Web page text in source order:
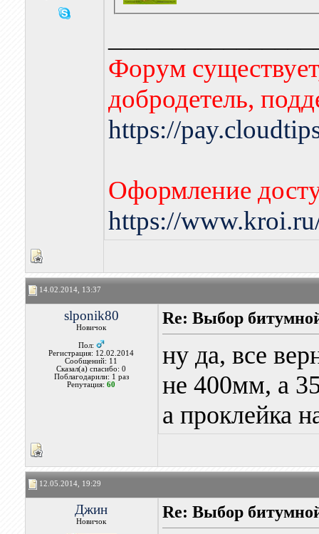
Форум
добродетель,
https://
Оформление
https://
14.02.2014, 13:37
slponik80
Новичок
Пол:
Регистрация: 12.02.2014
Сообщений: 11
Сказал(а) спасибо: 0
Поблагодарили: 1 раз
Репутация:60
Re: Выбор
ну да, все
не 400мм, а
а проклейка
12.05.2014, 19:29
Джин
Новичок
Re: Выбор